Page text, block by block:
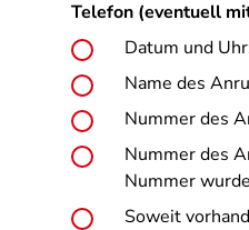
Telefon (eventuell
Datum und
Name des
Nummer des
Nummer des
Nummer
Soweit